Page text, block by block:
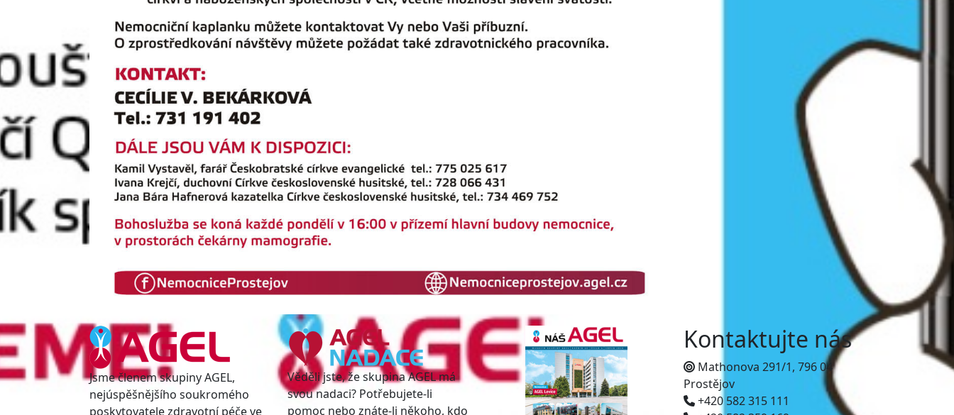
Jsme členem skupiny AGEL,
nejúspěšnějšího soukromého
poskytovatele zdravotní péče ve
Věděli jste, že skupina AGEL má
svou nadaci? Potřebujete-li
pomoc nebo znáte-li někoho, kdo
Kontaktujte nás
Mathonova 291/1, 796 04
Prostějov
+420 582 315 111